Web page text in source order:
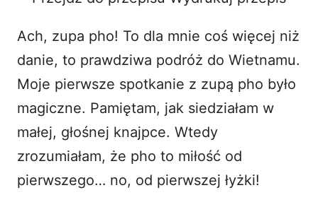
Ach, zupa pho! To dla mnie coś więcej niż
danie, to prawdziwa podróż do Wietnamu.
Moje pierwsze spotkanie z zupą pho było
magiczne. Pamiętam, jak siedziałam w
małej, głośnej knajpce. Wtedy
zrozumiałam, że pho to miłość od
pierwszego… no, od pierwszej łyżki!